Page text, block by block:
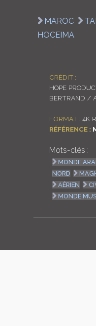
MAROC
HOCEIMA
CRÉDIT :
HOPE
BERTRAND /
FORMAT : 4K
RÉFÉRENCE :
Mots-clés :
MONDE
NORD
AÉRIEN
MONDE